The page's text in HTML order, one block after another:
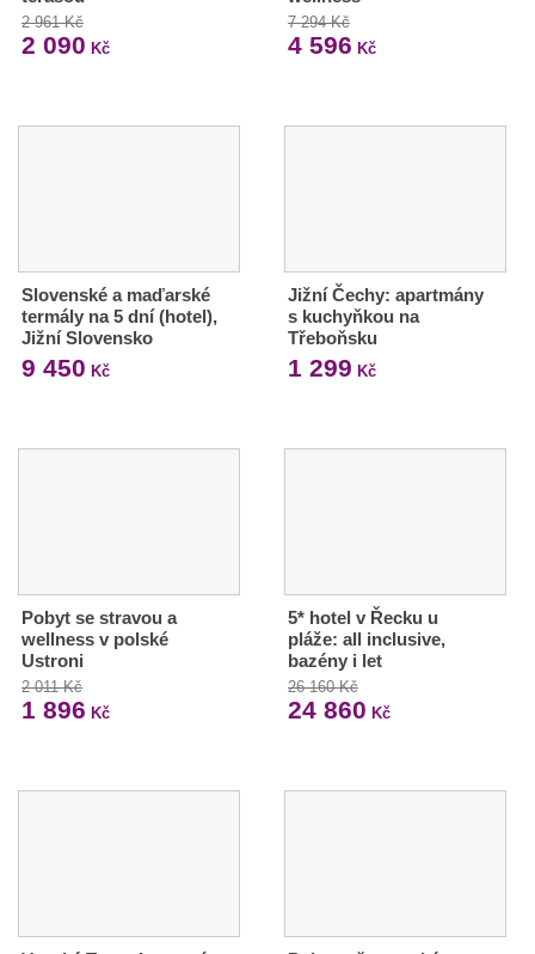
2 961 Kč
2 090 Kč
7 294 Kč
4 596 Kč
Slovenské a maďarské
termály na 5 dní (hotel),
Jižní Slovensko
9 450 Kč
Jižní Čechy: apartmány
s kuchyňkou na
Třeboňsku
1 299 Kč
Pobyt se stravou a
wellness v polské
Ustroni
2 011 Kč
1 896 Kč
5* hotel v Řecku u
pláže: all inclusive,
bazény i let
26 160 Kč
24 860 Kč